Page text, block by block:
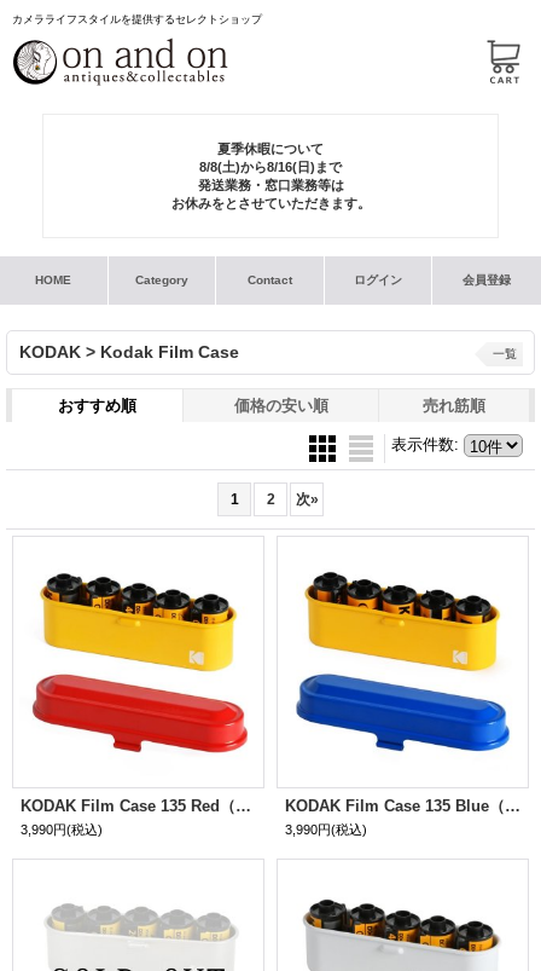
カメラライフスタイルを提供するセレクトショップ
夏季休暇について
8/8(土)から8/16(日)まで
発送業務・窓口業務等は
お休みをとさせていただきます。
HOME Category Contact ログイン 会員登録
KODAK > Kodak Film Case 一覧
おすすめ順 価格の安い順 売れ筋順
表示件数:
1 2 次»
KODAK Film Case 135 Red（レッド）
3,990円(税込)
KODAK Film Case 135 Blue（ブルー）
3,990円(税込)